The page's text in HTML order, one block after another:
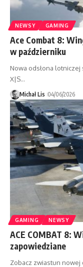
NEWSY GAMING
Ace Combat 8:
w październiku
Nowa odsłona lotniczej
X|S…
Michał Lis 04/06/2026
GAMING NEWSY
ACE COMBAT 8:
zapowiedziane
Zobacz zwiastun nowej